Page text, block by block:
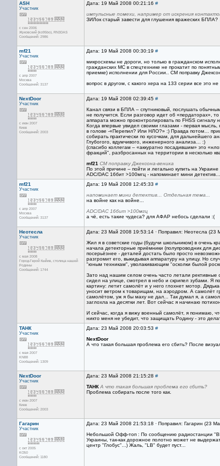
ASH
Участник
с сен 2006
Жуковский (ko95bo), RN3DAS
Сообщений: 2986
Дата: 19 Май 2008 00:21:16 #
импульсные помехи, например от искрения
ЗИЛок старый завести для глушения вражеских БПЛА?
mf21
Участник
с апр 2007
Москва
Сообщений: 3137
Дата: 19 Май 2008 00:30:19 #
микросхемы не дороги, но только в гражданском
гражданских МС в спецтехнике не прокатит по
приемке) исполнении для России.. СМ поправку
вопрос в другом, с какого хера на 133 серии все это не
NextDoor
Участник
с июн 2007
Киев
Сообщений: 2003
Дата: 19 Май 2008 02:39:45 #
Канал связи в БПЛА – спутниковый, послушать
не получится. Если разговор идет об «пердаторах», то
аппарата можно проконтролировать по FHSS сигналу
Когда впервые увидел своими глазами - первая мысль,
в голове -«Перепил? Или НЛО?» :) Правда потом…
собирать практически по кусочкам, для дальнейшего
Глубогого, вдумчивого, инженерного анализа… :)
(спасибо коллегам – «аккуратно посадившим» это
фракций", разбросанных на территории в несколько
mf21 СМ поправку Джексона-веника
По этой причине – пойти и легально купить на
ADC/DAC 16бит >100мгц - напоминает мини
mf21
Участник
с апр 2007
Москва
Сообщений: 3137
Дата: 19 Май 2008 12:45:33 #
напоминает мини детектив… Отдельная тема...
на войне как на войне...
ADC/DAC 16бит >100мгц
а чё, есть такие чудеса? для АФАР небось сделали :(
Неотесла
Участник
с мая 2008
Город-Герой Кыйив, столица нашей
Родины
Сообщений: 1744
Дата: 23 Май 2008 19:53:14 · Поправил: Неотесла
Жил я в советские годы (будучи школьником) в очень
начала детекторные приёмники (полупроводник для
посерьёзнее - деталей достать было просто
разгромит его, выкидывая аппаратуру на улицу. Но
"юным техникам", уволакивающим "осколки былой
Зато над нашим селом очень часто летали
сидел на улице, смотрел в небо и скрипел зубами. Я
картину: летит самолёт и у него глохнет мотор.
уносит ветром к товарищам, на аэродром. А самолёт
самолётом, уж я бы маху не дал... Так думал я, а
заглохла на десятки лет. Вот сейчас я начинаю
И сейчас, когда я вижу военный самолёт, я понимаю,
никто меня не убедит, что защищать Родину - это
ТАНК
Участник
с мая 2007
KN88
Сообщений: 1309
Дата: 23 Май 2008 20:03:53 #
NextDoor
А что такая большая проблема его сбить? После
NextDoor
Участник
с июн 2007
Киев
Сообщений: 2003
Дата: 23 Май 2008 21:15:28 #
ТАНК А что такая большая проблема его сбить?
Проблема собирать после того как.
Гагарин
Участник
с окт 2005
KO50
Сообщений: 1180
Дата: 23 Май 2008 21:53:18 · Поправил: Гагарин (23
Небольшой Офф-топ : По сообщению радиостанции
Украины, так-как дорожное полотно может не
центр "Глобус"...) Жаль, "LB" будет пуст...